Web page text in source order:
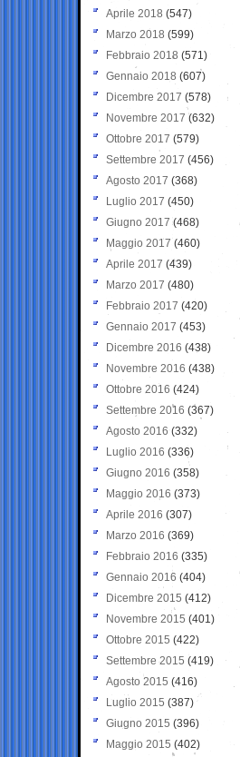
Aprile 2018 (547)
Marzo 2018 (599)
Febbraio 2018 (571)
Gennaio 2018 (607)
Dicembre 2017 (578)
Novembre 2017 (632)
Ottobre 2017 (579)
Settembre 2017 (456)
Agosto 2017 (368)
Luglio 2017 (450)
Giugno 2017 (468)
Maggio 2017 (460)
Aprile 2017 (439)
Marzo 2017 (480)
Febbraio 2017 (420)
Gennaio 2017 (453)
Dicembre 2016 (438)
Novembre 2016 (438)
Ottobre 2016 (424)
Settembre 2016 (367)
Agosto 2016 (332)
Luglio 2016 (336)
Giugno 2016 (358)
Maggio 2016 (373)
Aprile 2016 (307)
Marzo 2016 (369)
Febbraio 2016 (335)
Gennaio 2016 (404)
Dicembre 2015 (412)
Novembre 2015 (401)
Ottobre 2015 (422)
Settembre 2015 (419)
Agosto 2015 (416)
Luglio 2015 (387)
Giugno 2015 (396)
Maggio 2015 (402)